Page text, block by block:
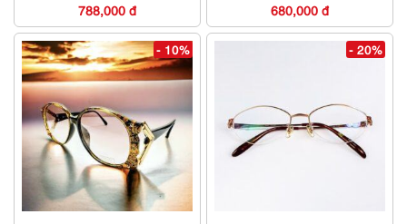
788,000 đ 680,000 đ
- 10% - 20%